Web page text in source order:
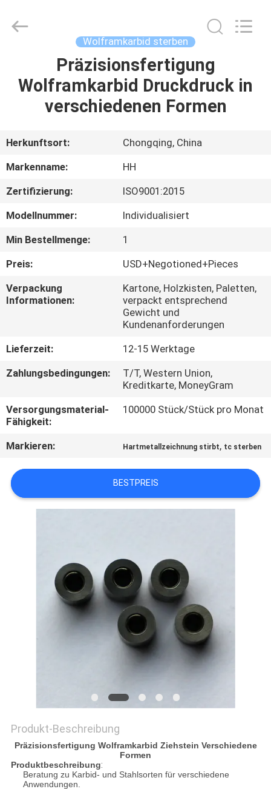
PRODUKTE
VIDEOS
UNS
FABRIK-
AUSFLUG
QUALITÄTSKONTROLLE
SIE
MIT
IN
VERBINDUNG
NACHRICHTEN
SITEMAP
DATENSCHUTZRICHTLINIE
Limited.
Wolframkarbid sterben
Präzisionsfertigung
Wolframkarbid Druckdruck in
verschiedenen Formen
Herkunftsort:
Chongqing, China
Markenname:
HH
Zertifizierung:
ISO9001:2015
Modellnummer:
Individualisiert
Min Bestellmenge:
1
Preis:
USD+Negotioned+Pieces
Verpackung
Informationen:
Kartone, Holzkisten, Paletten,
verpackt entsprechend
Gewicht und
Kundenanforderungen
Lieferzeit:
12-15 Werktage
Zahlungsbedingungen:
T/T, Western Union,
Kreditkarte, MoneyGram
Versorgungsmaterial-
Fähigkeit:
100000 Stück/Stück pro Monat
Markieren: Hartmetallzeichnung stirbt, tc sterben
BESTPREIS
Produkt-Beschreibung
Präzisionsfertigung Wolframkarbid Ziehstein Verschiedene
Formen
Produktbeschreibung:
Beratung zu Karbid- und Stahlsorten für verschiedene
Anwendungen.